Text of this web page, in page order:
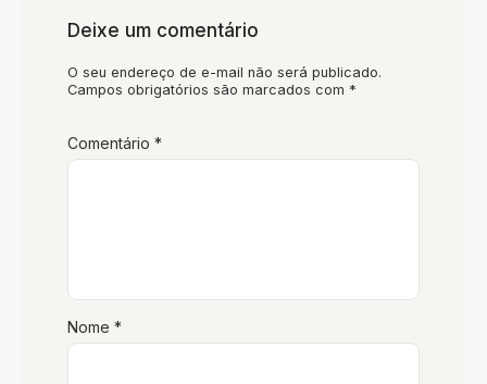
Deixe um comentário
O seu endereço de e-mail não será publicado.
Campos obrigatórios são marcados com *
Comentário *
Nome *